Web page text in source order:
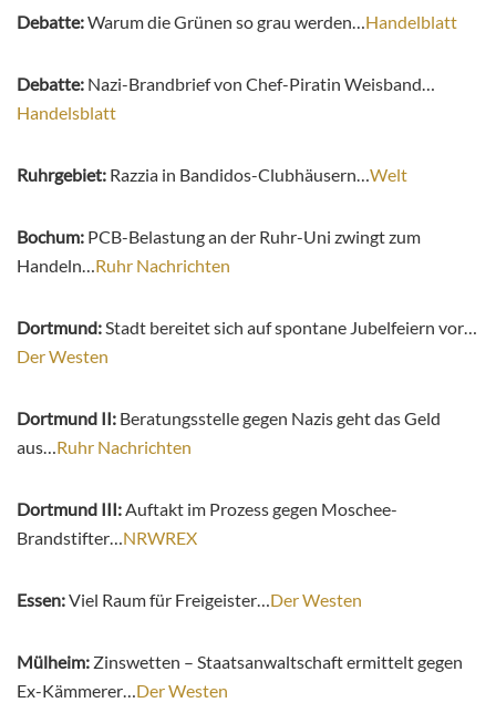
Debatte:Warum die Grünen so grau werden…Handelblatt
Debatte: Nazi-Brandbrief von Chef-Piratin Weisband…
Handelsblatt
Ruhrgebiet: Razzia in Bandidos-Clubhäusern…Welt
Bochum: PCB-Belastung an der Ruhr-Uni zwingt zum
Handeln…Ruhr Nachrichten
Dortmund:Stadt bereitet sich auf spontane Jubelfeiern vor…
Der Westen
Dortmund II: Beratungsstelle gegen Nazis geht das Geld
aus…Ruhr Nachrichten
Dortmund III:Auftakt im Prozess gegen Moschee-
Brandstifter…NRWREX
Essen:Viel Raum für Freigeister…Der Westen
Mülheim: Zinswetten – Staatsanwaltschaft ermittelt gegen
Ex-Kämmerer…Der Westen